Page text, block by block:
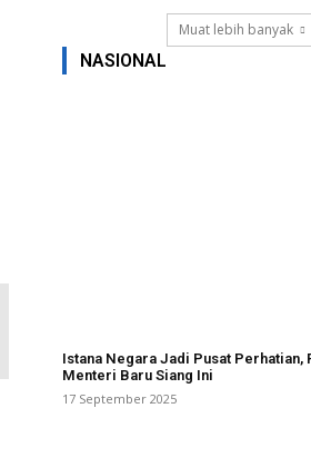
Muat lebih banyak
NASIONAL
Istana Negara Jadi Pusat Perhatian,
Menteri Baru Siang Ini
17 September 2025